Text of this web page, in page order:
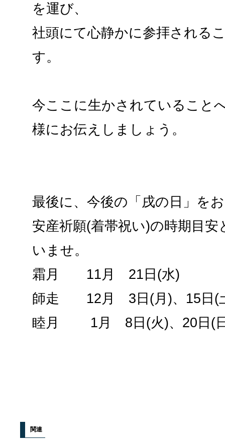
を運び、
社頭にて心静かに参拝される
す。
今ここに生かされていること
様にお伝えしましょう。
最後に、今後の「戌の日」を
安産祈願(着帯祝い)の時期目
いませ。
霜月 11月 21日(水)
師走 12月 3日(月)、15日(
睦月 1月 8日(火)、20日(
関連